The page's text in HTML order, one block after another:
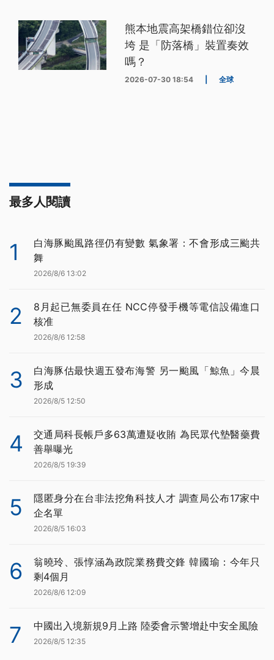
熊本地震高架橋錯位卻沒
垮 是「防落橋」裝置奏效
嗎？
2026-07-30 18:54 全球
最多人閱讀
1
白海豚颱風路徑仍有變數 氣象署：不會形成三颱共
舞
2026/8/6 13:02
2
8月起已無委員在任 NCC停發手機等電信設備進口
核准
2026/8/6 12:58
3
白海豚估最快週五發布海警 另一颱風「鯨魚」今晨
形成
2026/8/5 12:50
4
交通局科長帳戶多63萬遭疑收賄 為民眾代墊醫藥費
善舉曝光
2026/8/5 19:39
5
隱匿身分在台非法挖角科技人才 調查局公布17家中
企名單
2026/8/5 16:03
6
翁曉玲、張惇涵為政院業務費交鋒 韓國瑜：今年只
剩4個月
2026/8/6 12:09
7 中國出入境新規9月上路 陸委會示警增赴中安全風險
2026/8/5 12:35